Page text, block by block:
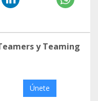
y Teaming
Únete